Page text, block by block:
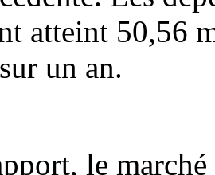
atteint 50,56
un an.
le